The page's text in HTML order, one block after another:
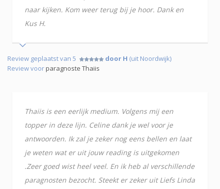
naar kijken. Kom weer terug bij je hoor. Dank en
Kus H.
Review geplaatst van 5 door H (uit Noordwijk)
Review voorparagnoste Thaiis
Thaiis is een eerlijk medium. Volgens mij een
topper in deze lijn. Celine dank je wel voor je
antwoorden. Ik zal je zeker nog eens bellen en laat
je weten wat er uit jouw reading is uitgekomen
.Zeer goed wist heel veel. En ik heb al verschillende
paragnosten bezocht. Steekt er zeker uit Liefs Linda